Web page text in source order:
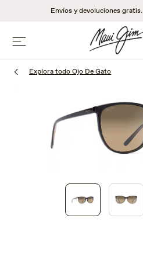
principal
Envíos y devoluciones gratis.
Menú
Explora todo Ojo De Gato